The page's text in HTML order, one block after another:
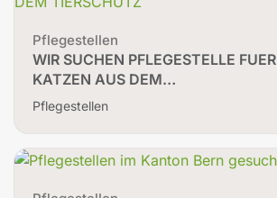
Pflegestellen
WIR SUCHEN PFLEGESTELLE FUER
KATZEN AUS DEM…
Pflegestellen